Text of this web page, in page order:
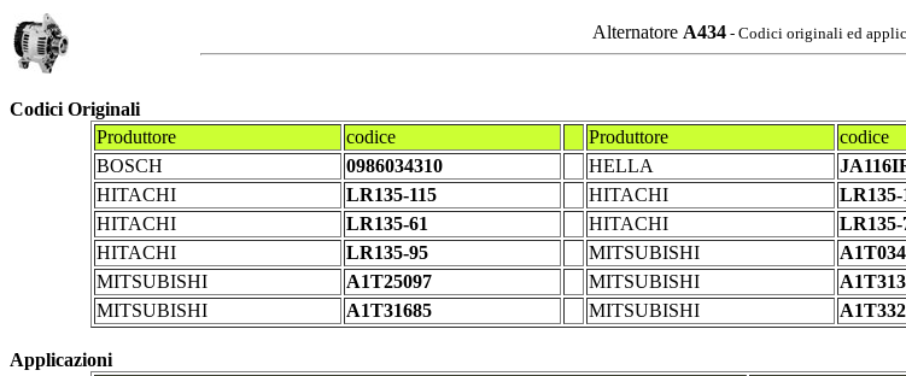
Alternatore A434- Codici originali ed
Codici Originali
Produttore
codice Produttore codice
BOSCH
0986034310 HELLA
HITACHI
LR135-115 HITACHI LR135-
HITACHI
LR135-61 HITACHI LR135-
HITACHI
LR135-95 MITSUBISHI
MITSUBISHI
A1T25097 MITSUBISHI
MITSUBISHI
A1T31685 MITSUBISHI
Applicazioni